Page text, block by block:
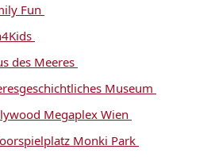
Fun
des Meeres
Museum
Megaplex Wien
Monki Park